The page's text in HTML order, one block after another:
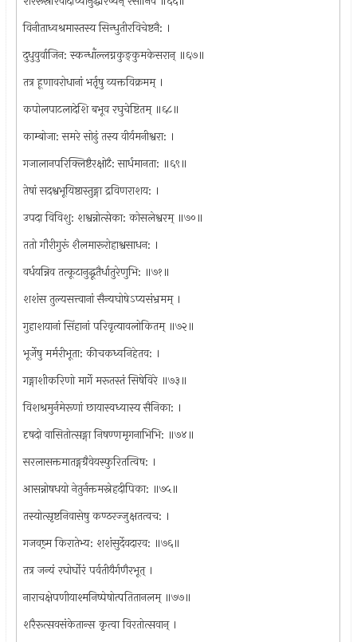
विनीताध्वश्रमास्तस्य सिन्धुतीरविचेष्टनै: ।
दुधुवुर्वाजिन: स्कन्धाँल्लग्नकुङ्कुमकेसरान् ॥६७॥
तत्र हूणावरोधानां भर्तृषु व्यक्तविक्रमम् ।
कपोलपाटलादेशि बभूव रघुचेष्टितम् ॥६८॥
काम्बोजा: समरे सोढुं तस्य वीर्यमनीश्वरा: ।
गजालानपरिक्लिष्टैरक्षोटै: सार्धमानता: ॥६९॥
तेषां सदश्वभूयिष्ठास्तुङ्गा द्रविणराशय: ।
उपदा विविशु: शश्वन्नोत्सेका: कोसलेश्वरम् ॥७०॥
ततो गौरीगुरूं शैलमारूरोहाश्वसाधन: ।
वर्धयन्निव तत्कूटानुद्धूतैर्धातुरेणुभि: ॥७१॥
शशंस तुल्यसत्त्वानां सैन्यघोषेऽप्यसंभ्रमम् ।
गुहाशयानां सिंहानां परिवृत्यावलोकितम् ॥७२॥
भूर्जेषु मर्मरीभूता: कीचकध्वनिहेतव: ।
गङ्गाशीकरिणो मार्गे मरूतस्तं सिषेविरे ॥७३॥
विशश्रमुर्नमेरूणां छायास्वध्यास्य सैनिका: ।
दृषदो वासितोत्सङ्गा निषण्णमृगनाभिभि: ॥७४॥
सरलासक्तमातङ्गग्रैवेयस्फुरितत्विष: ।
आसन्नोषधयो नेतुर्नक्तमस्नेहदीपिका: ॥७५॥
तस्योत्सृष्टनिवासेषु कण्ठरज्जुक्षतत्वच: ।
गजवष्र्म किरातेभ्य: शशंसुर्देवदारव: ॥७६॥
तत्र जन्यं रघोर्घोरं पर्वतीयैर्गणैरभूत् ।
नाराचक्षेपणीयाश्मनिष्पेषोत्पतितानलम् ॥७७॥
शरैरूत्सवसंकेतान्स कृत्वा विरतोत्सवान् ।